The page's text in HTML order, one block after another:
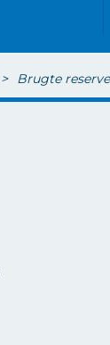
> Brugte